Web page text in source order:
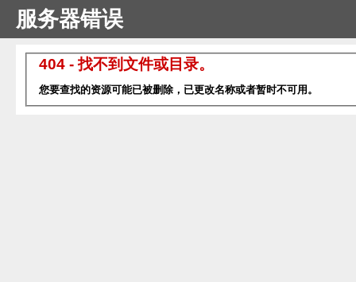
服务器错误
404 - 找不到文件或目录。
您要查找的资源可能已被删除，已更改名称或者暂时不可用。